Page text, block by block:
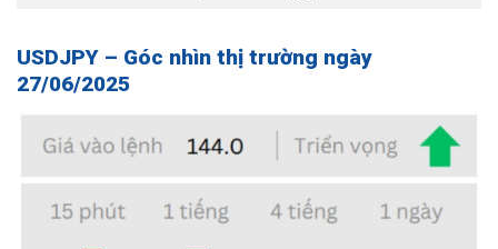
USDJPY – Góc nhìn thị trường ngày
27/06/2025